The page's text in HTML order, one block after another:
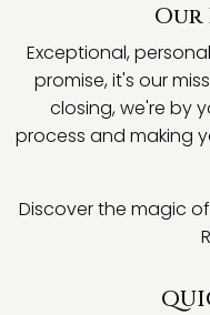
Our
Exceptional,
promise, it's our
closing, we're by
process and making
Discover the magic